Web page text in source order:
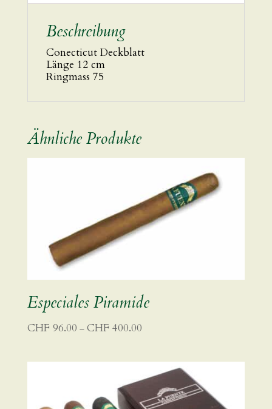
Beschreibung
Conecticut Deckblatt
Länge 12 cm
Ringmass 75
Ähnliche Produkte
Especiales Piramide
CHF 96.00 – CHF 400.00Preisspanne:
CHF 400.00